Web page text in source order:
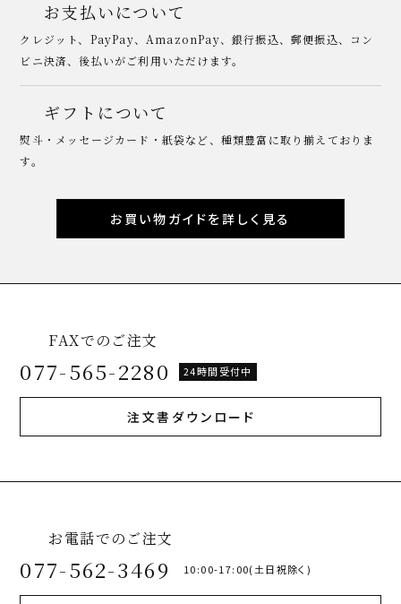
お支払いについて
クレジット、PayPay、AmazonPay、銀行振込、郵便振込、コン
ビニ決済、後払いがご利用いただけます。
ギフトについて
熨斗・メッセージカード・紙袋など、種類豊富に取り揃えておりま
す。
お買い物ガイドを詳しく見る
FAXでのご注文
077-565-2280 24時間受付中
注文書ダウンロード
お電話でのご注文
077-562-3469 10:00-17:00(土日祝除く)